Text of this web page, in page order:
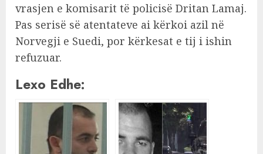
vrasjen e komisarit të policisë Dritan Lamaj.
Pas serisë së atentateve ai kërkoi azil në
Norvegji e Suedi, por kërkesat e tij i ishin
refuzuar.
Lexo Edhe: